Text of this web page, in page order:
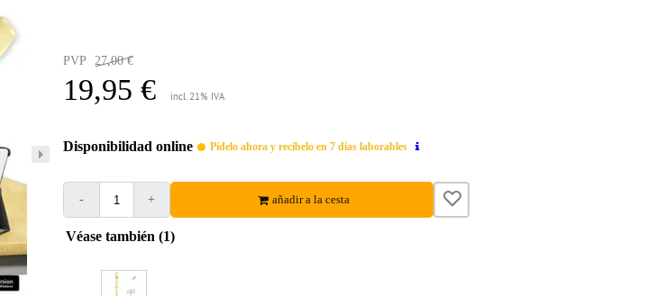
PVP 27,00 €
19,95 € incl. 21% IVA
Disponibilidad online Pídelo ahora y recíbelo en 7 días laborables
- + añadir a la cesta
Véase también (1)